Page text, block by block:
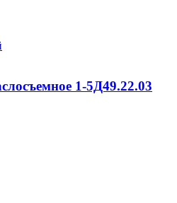
1-5Д49.22.03